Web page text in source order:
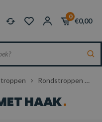
0
€0,00
Rondstroppen met haak
HAAK